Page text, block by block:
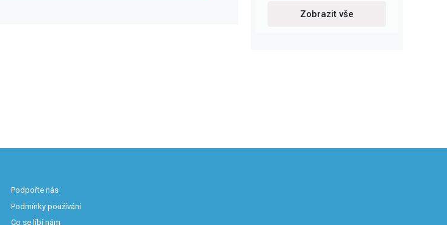
Zobrazit vše
Podpořte nás
Podmínky používání
Co se líbí nám